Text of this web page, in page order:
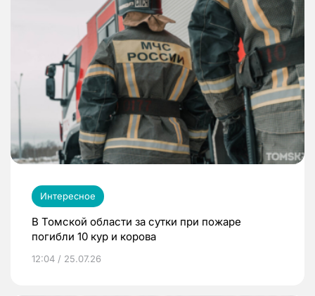
Интересное
В Томской области за сутки при пожаре
погибли 10 кур и корова
12:04 / 25.07.26